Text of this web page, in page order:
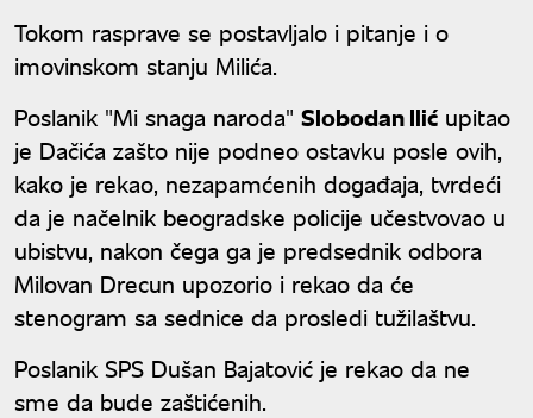
Tokom rasprave se postavljalo i pitanje i o
imovinskom stanju Milića.
Poslanik "Mi snaga naroda" Slobodan Ilić upitao
je Dačića zašto nije podneo ostavku posle ovih,
kako je rekao, nezapamćenih događaja, tvrdeći
da je načelnik beogradske policije učestvovao u
ubistvu, nakon čega ga je predsednik odbora
Milovan Drecun upozorio i rekao da će
stenogram sa sednice da prosledi tužilaštvu.
Poslanik SPS Dušan Bajatović je rekao da ne
sme da bude zaštićenih.